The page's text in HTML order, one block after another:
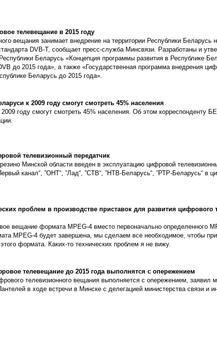
телевещание в 2015 году
вещания занимает внедрение на территории Республики Беларусь
DVB-T, сообщает пресс-служба Минсвязи. Разработаны и
Беларусь «Концепция программы развития в Республике
до 2015 года», а также «Государственная программа внедрения
Беларусь до 2015 года».
к 2009 году смогут смотреть 45% населения
году смогут смотреть 45% населения. Об этом корреспонденту
телевизионный передатчик
Минской области введен в эксплуатацию цифровой
канал“, ”ОНТ“, ”Лад“, ”СТВ“, ”НТВ-Беларусь“, ”РТР-Беларусь“ в
проблем в производстве приставок для развития цифрового
вещание формата MPEG-4 вместо первоначально определенного
MPEG-4 будет завершена, мы сделаем все необходимое, чтобы
формата. Каких-то технических проблем я не вижу.
телевещание до 2015 года выполнятся с опережением
телевизионного вещания выполняется с опережением, заявил
в ходе встречи в Минске с делегацией министерства связи и